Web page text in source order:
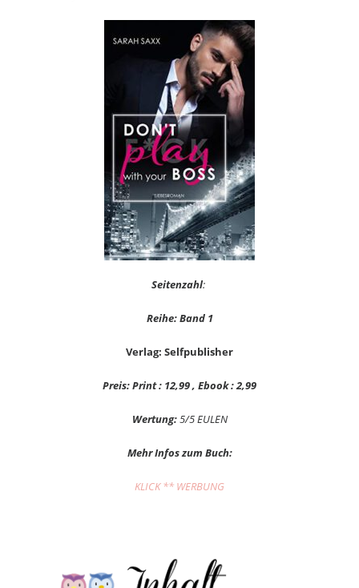
Seitenzahl:
Reihe: Band 1
Verlag: Selfpublisher
Preis: Print : 12,99 , Ebook : 2,99
Wertung:5/5 EULEN
Mehr Infos zum Buch:
KLICK ** WERBUNG